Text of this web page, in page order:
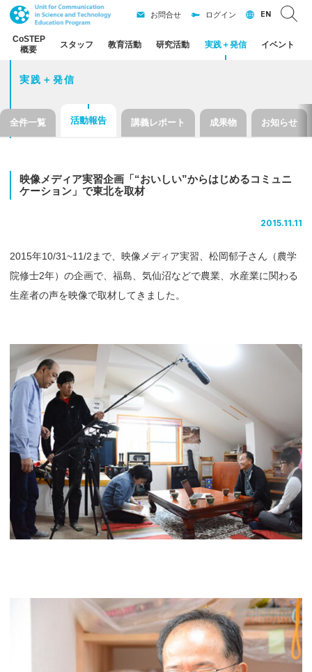
CoSTEP
概要
スタッフ 教育活動 研究活動 実践＋発信 イベント
お問合せ ログイン EN
実践＋発信
全件一覧 活動報告 講義レポート 成果物 お知らせ
映像 メディア実習企画 「“おいしい”からはじめるコミュニ
ケーション」 で東北を取材
2015.11.11
2015年10/31~11/2まで、映像メディア実習、松岡郁子さん（農学
院修士2年）の企画で、福島、気仙沼などで農業、水産業に関わる
生産者の声を映像で取材してきました。